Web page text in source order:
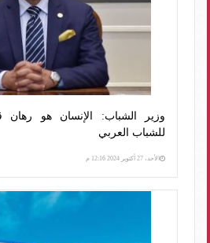
وزير الشباب: الإنسان هو رهان
للشباب العربي
الأحد، 27 أكتوبر 2024 12:16 م